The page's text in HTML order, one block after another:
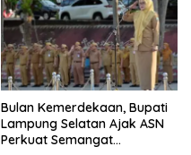
Bulan Kemerdekaan, Bupati
Lampung Selatan Ajak ASN
Perkuat Semangat